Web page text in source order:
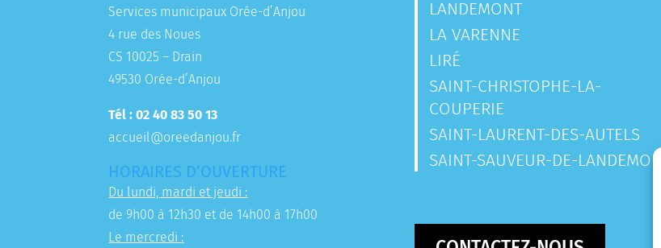
Services municipaux Orée-d’Anjou
4 rue des Noues
CS 10025 – Drain
49530 Orée-d’Anjou
Tél : 02 40 83 50 13
accueil@oreedanjou.fr
HORAIRES D’OUVERTURE
Du lundi, mardi et jeudi :
de 9h00 à 12h30 et de 14h00 à 17h00
Le mercredi :
LANDEMONT
LA VARENNE
LIRÉ
SAINT-CHRISTOPHE-LA-
COUPERIE
SAINT-LAURENT-DES-AUTELS
SAINT-SAUVEUR-DE-LANDEMONT